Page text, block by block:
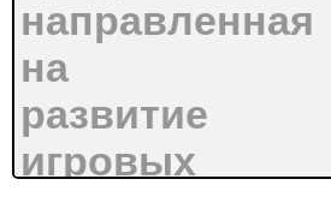
направленная
на
развитие
игровых